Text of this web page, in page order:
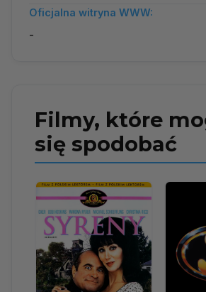
Oficjalna witryna WWW:
-
Filmy, które
się spodobać